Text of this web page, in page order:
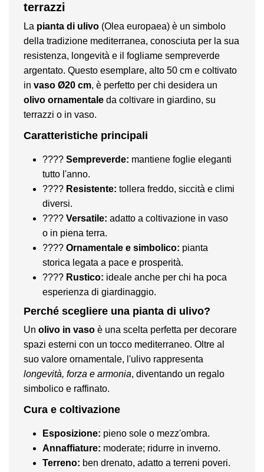
terrazzi
La pianta di ulivo (Olea europaea) è un simbolo
della tradizione mediterranea, conosciuta per la sua
resistenza, longevità e il fogliame sempreverde
argentato. Questo esemplare, alto 50 cm e coltivato
in vaso Ø20 cm, è perfetto per chi desidera un
olivo ornamentale da coltivare in giardino, su
terrazzi o in vaso.
Caratteristiche principali
???? Sempreverde: mantiene foglie eleganti
tutto l'anno.
???? Resistente: tollera freddo, siccità e climi
diversi.
???? Versatile: adatto a coltivazione in vaso
o in piena terra.
???? Ornamentale e simbolico: pianta
storica legata a pace e prosperità.
???? Rustico: ideale anche per chi ha poca
esperienza di giardinaggio.
Perché scegliere una pianta di ulivo?
Un olivo in vaso è una scelta perfetta per decorare
spazi esterni con un tocco mediterraneo. Oltre al
suo valore ornamentale, l'ulivo rappresenta
longevità, forza e armonia, diventando un regalo
simbolico e raffinato.
Cura e coltivazione
Esposizione: pieno sole o mezz'ombra.
Annaffiature: moderate; ridurre in inverno.
Terreno: ben drenato, adatto a terreni poveri.